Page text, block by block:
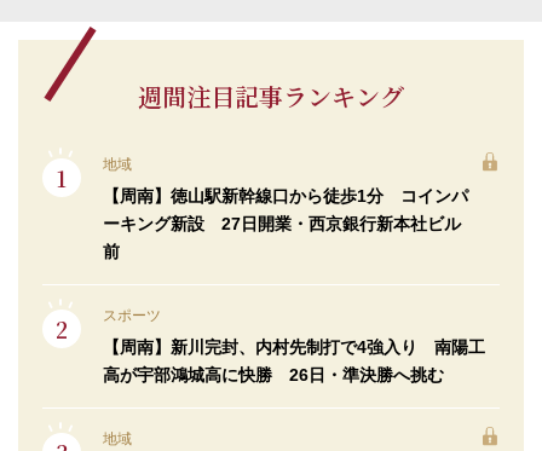
週間注目記事ランキング
地域
【周南】徳山駅新幹線口から徒歩1分 コインパ
ーキング新設 27日開業・西京銀行新本社ビル
前
スポーツ
【周南】新川完封、内村先制打で4強入り 南陽工
高が宇部鴻城高に快勝 26日・準決勝へ挑む
地域